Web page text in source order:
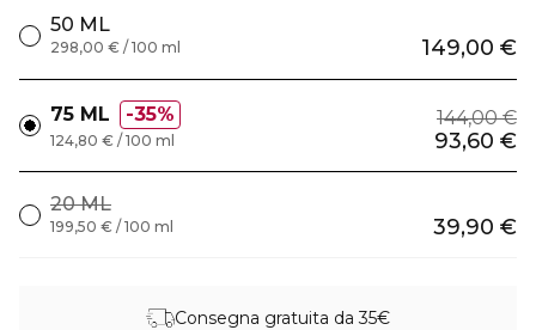
50 ML
149,00 €
298,00 € / 100 ml
75 ML 35% 144,00 €
93,60 €
124,80 € / 100 ml
20 ML
39,90 €
199,50 € / 100 ml
Consegna gratuita da 35€